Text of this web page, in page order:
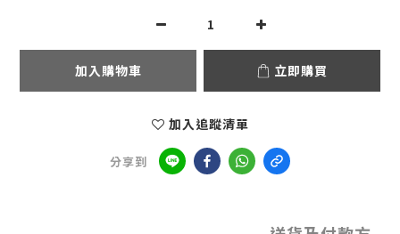
加入購物車 立即購買
加入追蹤清單
分享到